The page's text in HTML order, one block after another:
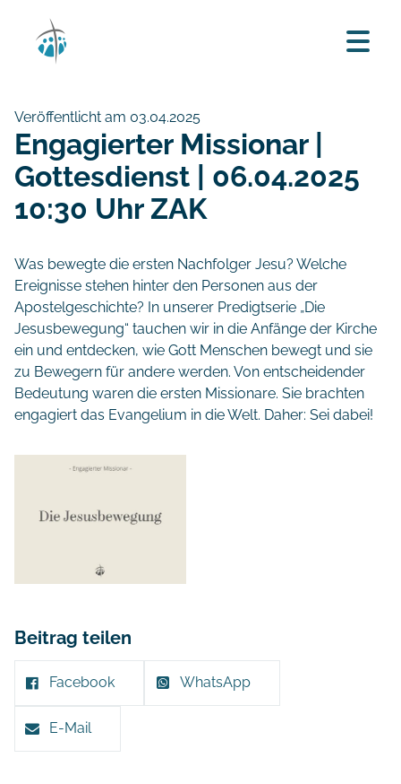
Veröffentlicht am 03.04.2025
Engagierter Missionar |
Gottesdienst | 06.04.2025
10:30 Uhr ZAK
Was bewegte die ersten Nachfolger Jesu? Welche
Ereignisse stehen hinter den Personen aus der
Apostelgeschichte? In unserer Predigtserie „Die
Jesusbewegung“ tauchen wir in die Anfänge der Kirche
ein und entdecken, wie Gott Menschen bewegt und sie
zu Bewegern für andere werden. Von entscheidender
Bedeutung waren die ersten Missionare. Sie brachten
engagiert das Evangelium in die Welt. Daher: Sei dabei!
Beitrag teilen
Facebook WhatsApp
E-Mail